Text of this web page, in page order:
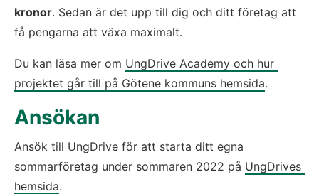
kronor. Sedan är det upp till dig och ditt företag att
få pengarna att växa maximalt.
Du kan läsa mer om UngDrive Academy och hur
projektet går till på Götene kommuns hemsida.
Ansökan
Ansök till UngDrive för att starta ditt egna
sommarföretag under sommaren 2022 på UngDrives
hemsida.